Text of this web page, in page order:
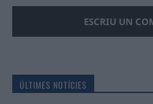
ÚLTIMES NOTÍCIES